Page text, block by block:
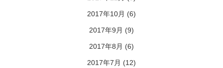
2017年10月 (6)
2017年9月 (9)
2017年8月 (6)
2017年7月 (12)